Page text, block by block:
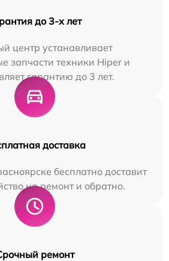
до 3-х лет
центр устанавливает
запчасти техники Hiper и
гарантию до 3 лет.
доставка
бесплатно доставит
на ремонт и обратно.
ремонт